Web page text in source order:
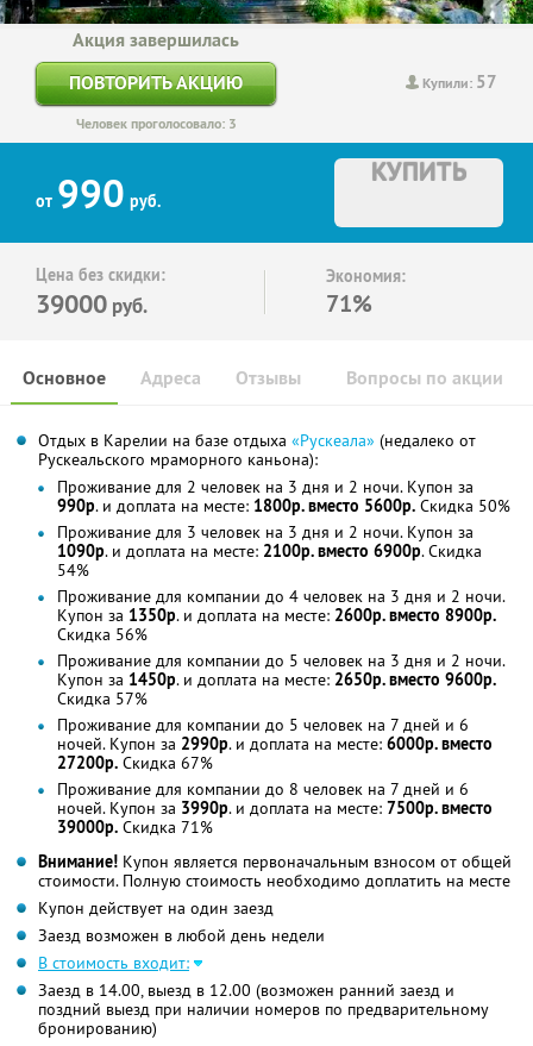
Купили: 57
Акция завершилась
ПОВТОРИТЬ АКЦИЮ
Человек проголосовало: 3
от 990 руб.
КУПИТЬ
Цена без скидки:
39000 руб.
Экономия:
71%
Основное Отзывы Вопросы по акции
Адреса
Отдых в Карелии на базе отдыха «Рускеала» (недалеко от
Рускеальского мраморного каньона):
Проживание для 2 человек на 3 дня и 2 ночи. Купон за
990р. и доплата на месте: 1800р. вместо 5600р. Скидка 50%
Проживание для 3 человек на 3 дня и 2 ночи. Купон за
1090р. и доплата на месте: 2100р. вместо 6900р. Скидка
54%
Проживание для компании до 4 человек на 3 дня и 2 ночи.
Купон за 1350р. и доплата на месте: 2600р. вместо 8900р.
Скидка 56%
Проживание для компании до 5 человек на 3 дня и 2 ночи.
Купон за 1450р. и доплата на месте: 2650р. вместо 9600р.
Скидка 57%
Проживание для компании до 5 человек на 7 дней и 6
ночей. Купон за 2990р. и доплата на месте: 6000р. вместо
27200р. Скидка 67%
Проживание для компании до 8 человек на 7 дней и 6
ночей. Купон за 3990р. и доплата на месте: 7500р. вместо
39000р. Скидка 71%
Внимание! Купон является первоначальным взносом от общей
стоимости. Полную стоимость необходимо доплатить на месте
Купон действует на один заезд
Заезд возможен в любой день недели
В стоимость входит:
Заезд в 14.00, выезд в 12.00 (возможен ранний заезд и
поздний выезд при наличии номеров по предварительному
бронированию)